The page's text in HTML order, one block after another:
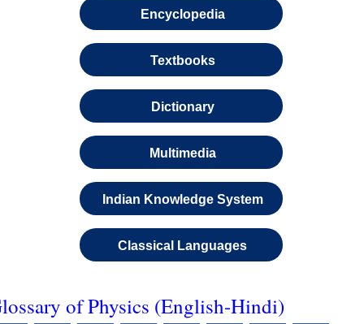
Encyclopedia
Textbooks
Dictionary
Multimedia
Indian Knowledge System
Classical Languages
of Physics (English-Hindi)